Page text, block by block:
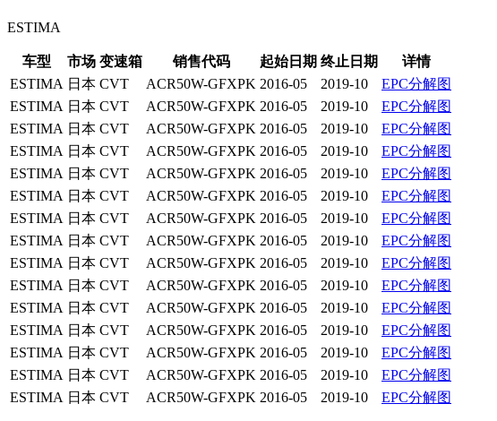
ESTIMA
车型 市场 变速箱 销售代码 起始日期 终止日期
详情
ESTIMA 日本 CVT ACR50W-GFXPK 2016-05 2019-10
EPC分解图
ESTIMA 日本 CVT ACR50W-GFXPK 2016-05 2019-10
EPC分解图
ESTIMA 日本 CVT ACR50W-GFXPK 2016-05 2019-10
EPC分解图
ESTIMA 日本 CVT ACR50W-GFXPK 2016-05 2019-10
EPC分解图
ESTIMA 日本 CVT ACR50W-GFXPK 2016-05 2019-10
EPC分解图
ESTIMA 日本 CVT ACR50W-GFXPK 2016-05 2019-10
EPC分解图
ESTIMA 日本 CVT ACR50W-GFXPK 2016-05 2019-10
EPC分解图
ESTIMA 日本 CVT ACR50W-GFXPK 2016-05 2019-10
EPC分解图
ESTIMA 日本 CVT ACR50W-GFXPK 2016-05 2019-10
EPC分解图
ESTIMA 日本 CVT ACR50W-GFXPK 2016-05 2019-10
EPC分解图
ESTIMA 日本 CVT ACR50W-GFXPK 2016-05 2019-10
EPC分解图
ESTIMA 日本 CVT ACR50W-GFXPK 2016-05 2019-10
EPC分解图
ESTIMA 日本 CVT ACR50W-GFXPK 2016-05 2019-10
EPC分解图
ESTIMA 日本 CVT ACR50W-GFXPK 2016-05 2019-10
EPC分解图
ESTIMA 日本 CVT ACR50W-GFXPK 2016-05 2019-10 EPC分解图